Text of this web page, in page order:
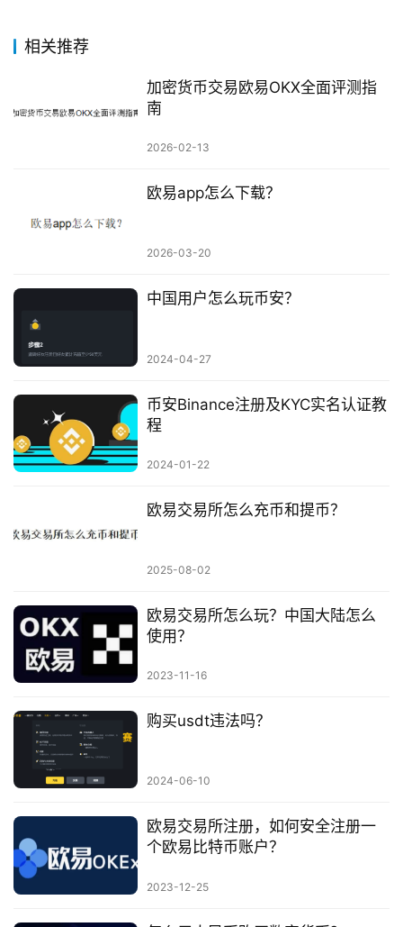
相关推荐
加密货币交易欧易OKX全面评测指
南
2026-02-13
欧易app怎么下载？
2026-03-20
中国用户怎么玩币安？
2024-04-27
币安Binance注册及KYC实名认证教
程
2024-01-22
欧易交易所怎么充币和提币？
2025-08-02
欧易交易所怎么玩？中国大陆怎么
使用？
2023-11-16
购买usdt违法吗？
2024-06-10
欧易交易所注册，如何安全注册一
个欧易比特币账户？
2023-12-25